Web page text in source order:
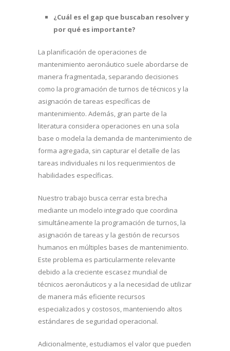
¿Cuál es el gap que buscaban resolver y
por qué es importante?
La planificación de operaciones de
mantenimiento aeronáutico suele abordarse de
manera fragmentada, separando decisiones
como la programación de turnos de técnicos y la
asignación de tareas específicas de
mantenimiento. Además, gran parte de la
literatura considera operaciones en una sola
base o modela la demanda de mantenimiento de
forma agregada, sin capturar el detalle de las
tareas individuales ni los requerimientos de
habilidades específicas.
Nuestro trabajo busca cerrar esta brecha
mediante un modelo integrado que coordina
simultáneamente la programación de turnos, la
asignación de tareas y la gestión de recursos
humanos en múltiples bases de mantenimiento.
Este problema es particularmente relevante
debido a la creciente escasez mundial de
técnicos aeronáuticos y a la necesidad de utilizar
de manera más eficiente recursos
especializados y costosos, manteniendo altos
estándares de seguridad operacional.
Adicionalmente, estudiamos el valor que pueden